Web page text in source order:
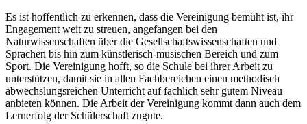
Es ist hoffentlich zu erkennen, dass die Vereinigung bemüht ist, ihr
Engagement weit zu streuen, angefangen bei den
Naturwissenschaften über die Gesellschaftswissenschaften und
Sprachen bis hin zum künstlerisch-musischen Bereich und zum
Sport. Die Vereinigung hofft, so die Schule bei ihrer Arbeit zu
unterstützen, damit sie in allen Fachbereichen einen methodisch
abwechslungsreichen Unterricht auf fachlich sehr gutem Niveau
anbieten können. Die Arbeit der Vereinigung kommt dann auch dem
Lernerfolg der Schülerschaft zugute.